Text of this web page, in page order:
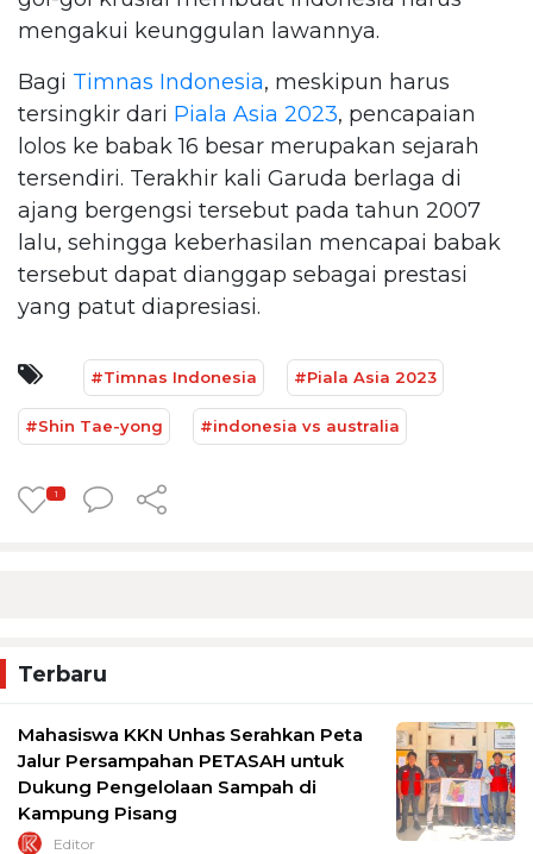
mengakui keunggulan lawannya.
Bagi Timnas Indonesia, meskipun harus
tersingkir dari Piala Asia 2023, pencapaian
lolos ke babak 16 besar merupakan sejarah
tersendiri. Terakhir kali Garuda berlaga di
ajang bergengsi tersebut pada tahun 2007
lalu, sehingga keberhasilan mencapai babak
tersebut dapat dianggap sebagai prestasi
yang patut diapresiasi.
#Timnas Indonesia #Piala Asia 2023
#Shin Tae-yong #indonesia vs australia
1
Terbaru
Mahasiswa KKN Unhas Serahkan Peta
Jalur Persampahan PETASAH untuk
Dukung Pengelolaan Sampah di
Kampung Pisang
Editor